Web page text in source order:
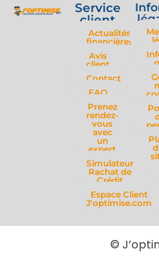
Service
client
Actualités
financières
Avis
client
Contact
FAQ
Prenez
rendez-
vous
avec
un
expert
Simulateur
Rachat de
Crédit
Espace Client
J'optimise.com
©